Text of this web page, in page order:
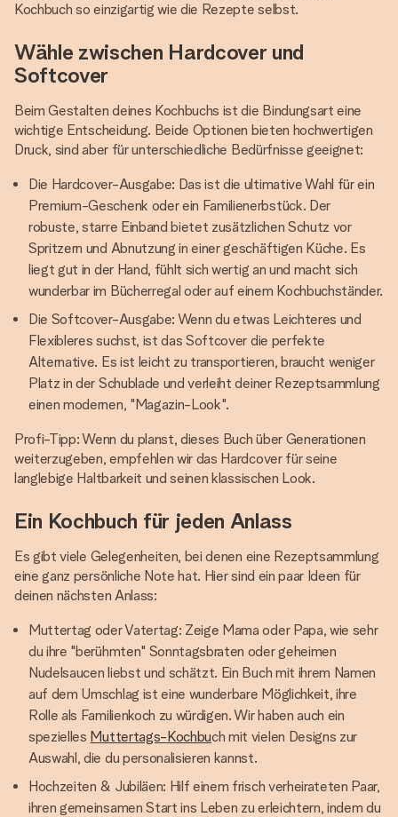
Kochbuch so einzigartig wie die Rezepte selbst.
Wähle zwischen Hardcover und
Softcover
Beim Gestalten deines Kochbuchs ist die Bindungsart eine
wichtige Entscheidung. Beide Optionen bieten hochwertigen
Druck, sind aber für unterschiedliche Bedürfnisse geeignet:
Die Hardcover-Ausgabe: Das ist die ultimative Wahl für ein
Premium-Geschenk oder ein Familienerbstück. Der
robuste, starre Einband bietet zusätzlichen Schutz vor
Spritzern und Abnutzung in einer geschäftigen Küche. Es
liegt gut in der Hand, fühlt sich wertig an und macht sich
wunderbar im Bücherregal oder auf einem Kochbuchständer.
Die Softcover-Ausgabe: Wenn du etwas Leichteres und
Flexibleres suchst, ist das Softcover die perfekte
Alternative. Es ist leicht zu transportieren, braucht weniger
Platz in der Schublade und verleiht deiner Rezeptsammlung
einen modernen, "Magazin-Look".
Profi-Tipp: Wenn du planst, dieses Buch über Generationen
weiterzugeben, empfehlen wir das Hardcover für seine
langlebige Haltbarkeit und seinen klassischen Look.
Ein Kochbuch für jeden Anlass
Es gibt viele Gelegenheiten, bei denen eine Rezeptsammlung
eine ganz persönliche Note hat. Hier sind ein paar Ideen für
deinen nächsten Anlass:
Muttertag oder Vatertag: Zeige Mama oder Papa, wie sehr
du ihre "berühmten" Sonntagsbraten oder geheimen
Nudelsaucen liebst und schätzt. Ein Buch mit ihrem Namen
auf dem Umschlag ist eine wunderbare Möglichkeit, ihre
Rolle als Familienkoch zu würdigen. Wir haben auch ein
spezielles Muttertags-Kochbuch mit vielen Designs zur
Auswahl, die du personalisieren kannst.
Hochzeiten & Jubiläen: Hilf einem frisch verheirateten Paar,
ihren gemeinsamen Start ins Leben zu erleichtern, indem du